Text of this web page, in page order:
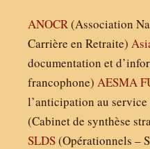
ANOCR(Association
Carrière en Retraite)
documentation et
francophone) AESMA
l’anticipation au service
(Cabinet de synthèse
SLDS(Opérationnels –